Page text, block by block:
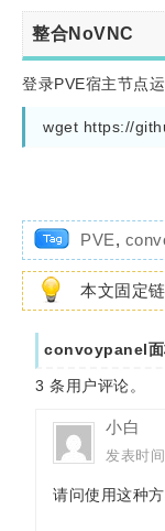
整合NoVNC
登录PVE宿主节点
PVE,
本文固定
convoypanel面
3 条用户评论。
小白
发表时
请问使用这种